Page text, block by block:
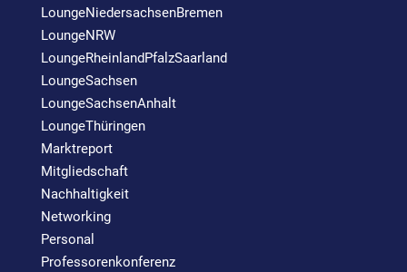
LoungeNiedersachsenBremen
LoungeNRW
LoungeRheinlandPfalzSaarland
LoungeSachsen
LoungeSachsenAnhalt
LoungeThüringen
Marktreport
Mitgliedschaft
Nachhaltigkeit
Networking
Personal
Professorenkonferenz